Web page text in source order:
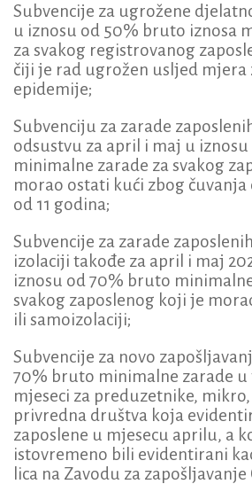
Subvencije za ugrožene
u iznosu od 50% bruto iznosa
za svakog registrovanog
čiji je rad ugrožen usljed mjera
epidemije;
Subvenciju za zarade
odsustvu za april i maj u
minimalne zarade za svakog
morao ostati kući zbog
od 11 godina;
Subvencije za zarade
izolaciji takođe za april i maj
iznosu od 70% bruto
svakog zaposlenog koji je
ili samoizolaciji;
Subvencije za novo
70% bruto minimalne zarade
mjeseci za preduzetnike,
privredna društva koja
zaposlene u mjesecu aprilu, a
istovremeno bili evidentirani
lica na Zavodu za zapošljavanje